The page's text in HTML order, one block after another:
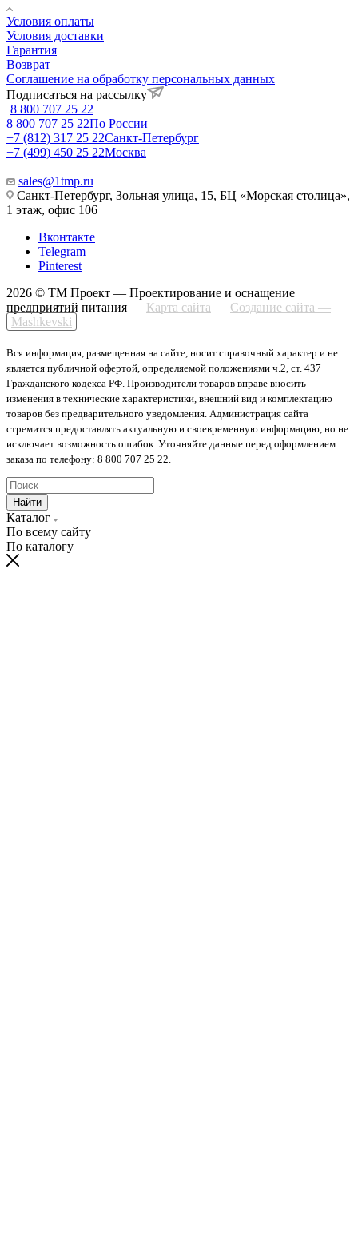
Условия оплаты
Условия доставки
Гарантия
Возврат
Соглашение на обработку персональных данных
Подписаться на рассылку
8 800 707 25 22
8 800 707 25 22По России
+7 (812) 317 25 22Санкт-Петербург
+7 (499) 450 25 22Москва
sales@1tmp.ru
Санкт-Петербург, Зольная улица, 15, БЦ «Морская столица»,
1 этаж, офис 106
Вконтакте
Telegram
Pinterest
2026 © ТМ Проект — Проектирование и оснащение
предприятий питания
Карта сайта
Создание сайта —
Mashkevski
Вся информация, размещенная на сайте, носит справочный характер и не
является публичной офертой, определяемой положениями ч.2, ст. 437
Гражданского кодекса РФ. Производители товаров вправе вносить
изменения в технические характеристики, внешний вид и комплектацию
товаров без предварительного уведомления. Администрация сайта
стремится предоставлять актуальную и своевременную информацию, но не
исключает возможность ошибок. Уточняйте данные перед оформлением
заказа по телефону: 8 800 707 25 22.
Найти
Каталог
По всему сайту
По каталогу